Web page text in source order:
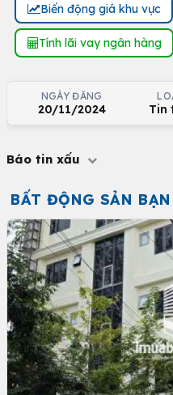
Biến động giá khu vực
Tính lãi vay ngân hàng
NGÀY ĐĂNG
20/11/2024 Tin
Báo tin xấu
BẤT ĐỘNG SẢN